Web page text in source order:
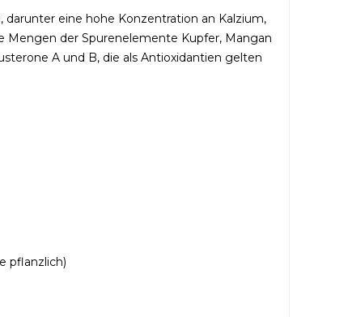
eine hohe Konzentration an Kalzium,
Mengen der Spurenelemente Kupfer, Mangan
A und B, die als Antioxidantien gelten
pflanzlich)